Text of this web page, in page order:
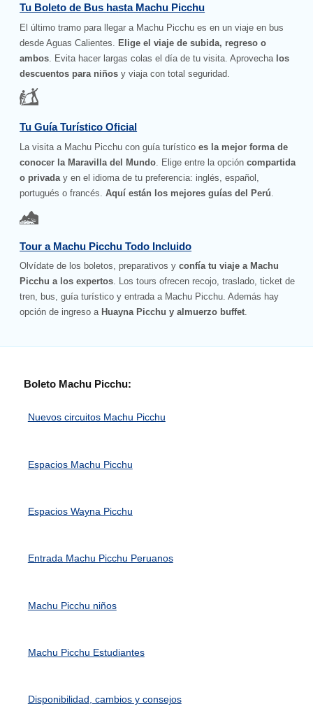
Tu Boleto de Bus hasta Machu Picchu
El último tramo para llegar a Machu Picchu es en un viaje en bus
desde Aguas Calientes.
Elige el viaje de subida, regreso o
ambos . Evita hacer largas colas el día de tu visita. Aprovecha los
descuentos para niños y viaja con total seguridad.
Tu Guía Turístico Oficial
La visita a Machu Picchu con guía turístico es la mejor forma de
conocer la Maravilla del Mundo . Elige entre la opcióncompartida
o privada y en el idioma de tu preferencia: inglés, español,
portugués o francés.Aquí están los mejores guías del Perú
Tour a Machu Picchu Todo Incluido
Olvídate de los boletos, preparativos yconfía tu viaje a Machu
Picchu a los expertos. Los tours ofrecen recojo, traslado, ticket de
tren, bus, guía turístico y entrada a Machu Picchu. Además hay
opción de ingreso a Huayna Picchu y almuerzo buffet.
Boleto Machu Picchu:
Nuevos circuitos Machu Picchu
Espacios Machu Picchu
Espacios Wayna Picchu
Entrada Machu Picchu Peruanos
Machu Picchu niños
Machu Picchu Estudiantes
Disponibilidad, cambios y consejos